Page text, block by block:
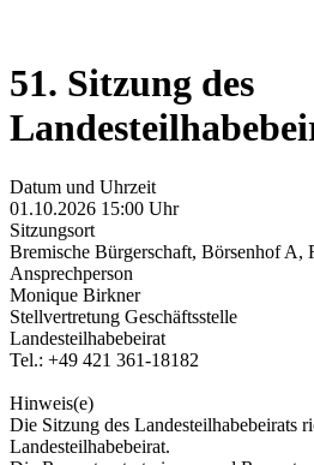
51. Sitzung des
Datum und Uhrzeit
01.10.2026 15:00 Uhr
Sitzungsort
Bremische Bürgerschaft, Börsenhof A,
Ansprechperson
Monique Birkner
Stellvertretung Geschäftsstelle
Landesteilhabebeirat
Tel.: +49 421 361-18182
Hinweis(e)
Die Sitzung des Landesteilhabebeirats
Landesteilhabebeirat.